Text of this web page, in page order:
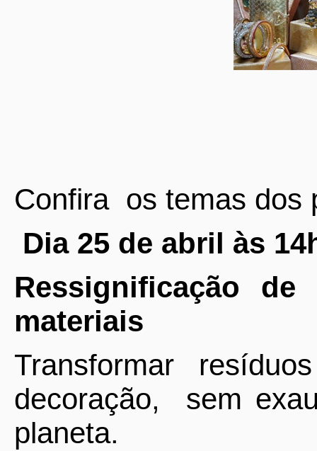
Confira os temas dos
Dia 25 de abril às
Ressignificação
materiais
Transformar
decoração,
sem
planeta.